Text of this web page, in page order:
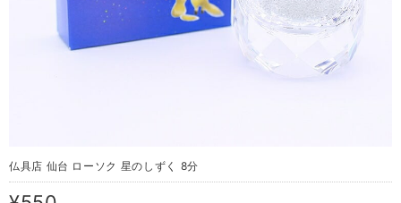
仏具店 仙台 ローソク 星のしずく 8分